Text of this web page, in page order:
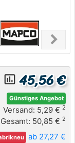
chevron_right
Next
insert_chart_outlined 45,56 €
Günstiges Angebot
Versand: 5,29 € 2
Gesamt: 50,85 € 2
ab 27,27 €